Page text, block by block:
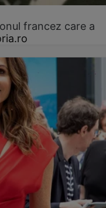
francez care a